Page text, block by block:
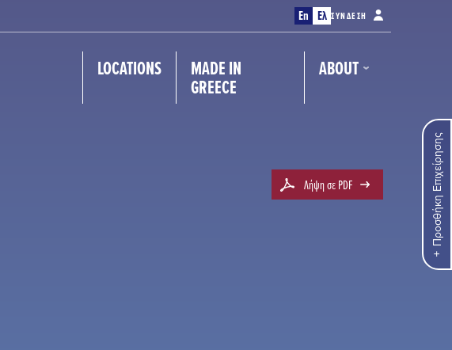
En Ελ ΣΎΝΔΕΣΗ
LOCATIONS MADE IN
GREECE
ABOUT
Προσθήκη Επιχείρησης
Λήψη σε PDF